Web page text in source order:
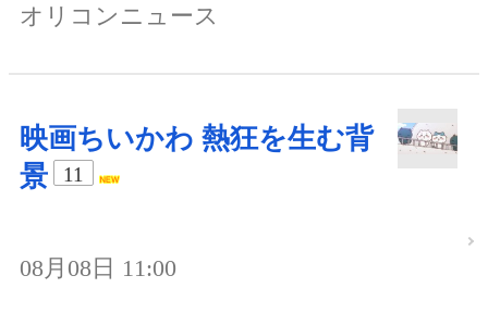
オリコンニュース
映画ちいかわ 熱狂を生む背
景
11
08月08日 11:00